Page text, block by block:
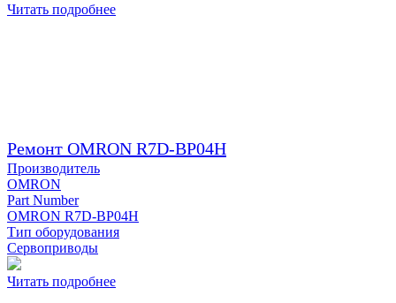
Читать подробнее
Ремонт OMRON R7D-BP04H
Производитель
OMRON
Part Number
OMRON R7D-BP04H
Тип оборудования
Сервоприводы
Читать подробнее